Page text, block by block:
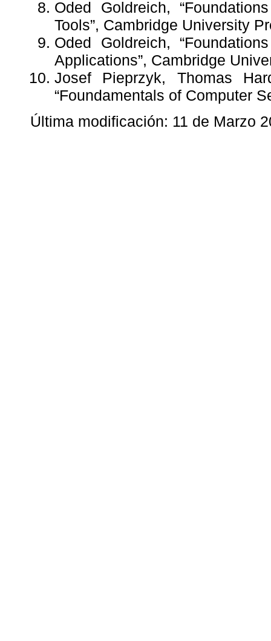
Oded Goldreich,
Tools”, Cambridge University
Oded Goldreich,
Applications”, Cambridge
Josef Pieprzyk, Thomas
“Foundamentals of Computer
Última modificación: 11 de Marzo